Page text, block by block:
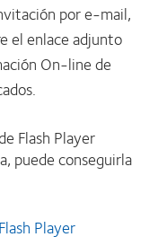
por e-mail,
el enlace adjunto
On-line de
Flash Player
puede conseguirla
Player